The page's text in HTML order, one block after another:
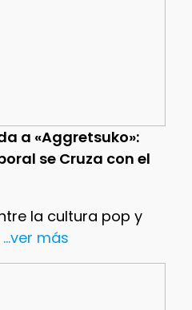
a «Aggretsuko»:
se Cruza con el
la cultura pop y
...ver más